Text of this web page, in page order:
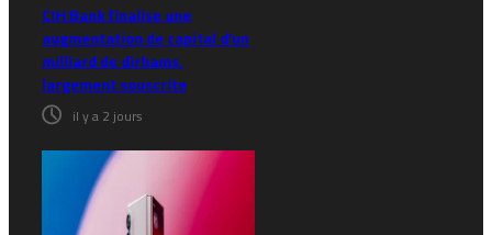
CIH Bank finalise une
augmentation de capital d’un
milliard de dirhams,
largement souscrite
il y a 2 jours